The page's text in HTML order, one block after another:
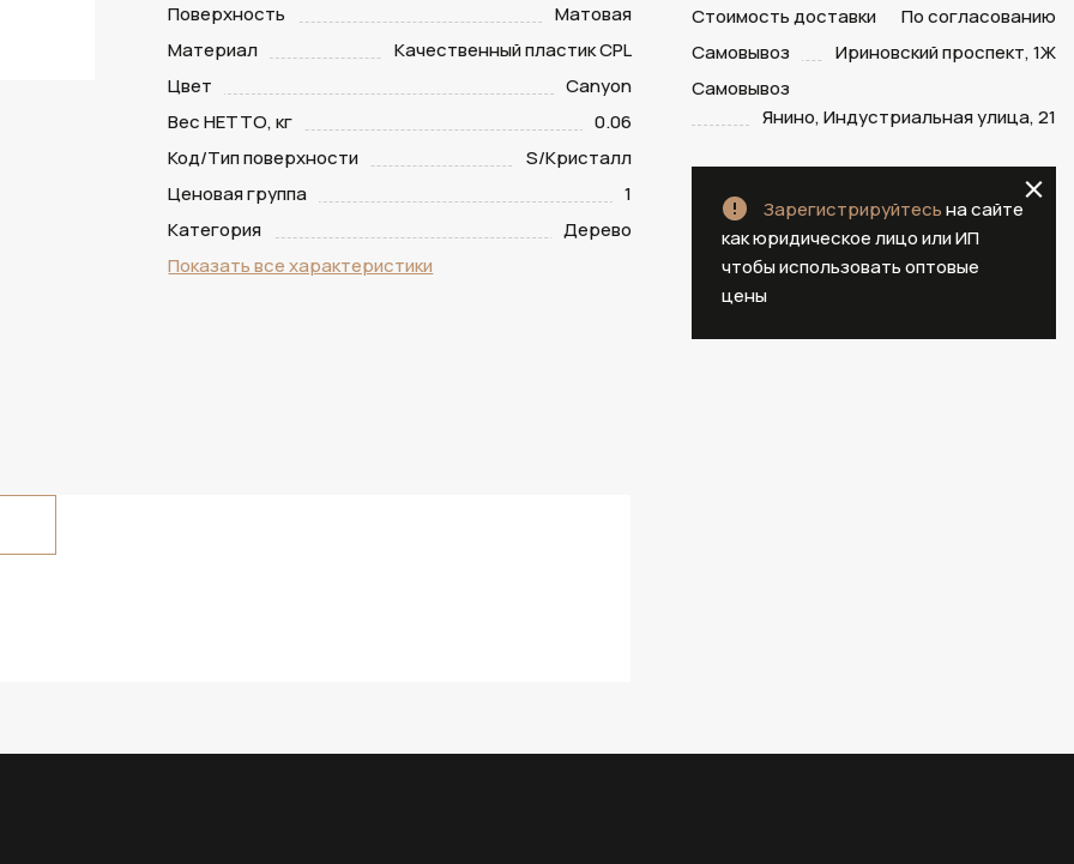
Поверхность
Матовая
Материал
Качественный пластик CPL
Цвет
Canyon
Вес НЕТТО, кг
0.06
Код/Тип поверхности
S/Кристалл
Ценовая группа
1
Категория
Дерево
Показать все характеристики
Стоимость доставки
По согласованию
Самовывоз
Ириновский проспект, 1Ж
Самовывоз
Янино, Индустриальная улица, 21
Зарегистрируйтесьна сайте
как юридическое лицо или ИП
чтобы использовать оптовые
цены